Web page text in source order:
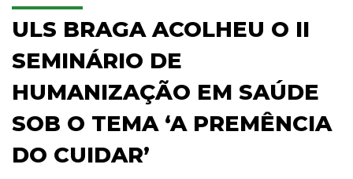
ULS BRAGA ACOLHEU O II
SEMINÁRIO DE
HUMANIZAÇÃO EM SAÚDE
SOB O TEMA ‘A PREMÊNCIA
DO CUIDAR’